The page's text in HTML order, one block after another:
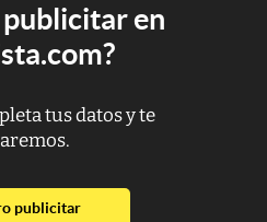
en
tus datos y te
publicitarabre en nueva pestaña